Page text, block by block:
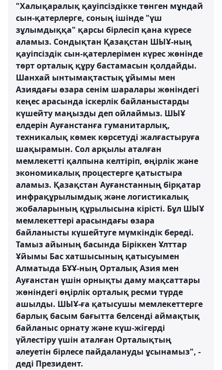
"Халықаралық қауіпсіздікке төнген мұндай
сын-қатерлерге, соның ішінде "үш
зұлымдыққа" қарсы бірлесіп қана күресе
аламыз. Сондықтан Қазақстан ШЫҰ-ның
қауіпсіздік сын-қатерлерімен күрес жөнінде
төрт орталық құру бастамасын қолдайды.
Шанхай ынтымақтастық ұйымы мен
Азиядағы өзара сенім шаралары жөніндегі
кеңес арасында іскерлік байланыстарды
күшейту маңызды деп ойлаймыз. ШЫҰ
елдерін Ауғанстанға гуманитарлық,
техникалық көмек көрсетуді жалғастыруға
шақырамын. Сол арқылы аталған
мемлекетті қалпына келтіріп, өңірлік және
экономикалық процестерге қатыстыра
аламыз. Қазақстан Ауғанстанның бірқатар
инфрақұрылымдық және логистикалық
жобаларының құрылысына кірісті. Бұл ШЫҰ
мемлекеттері арасындағы өзара
байланысты күшейтуге мүмкіндік береді.
Тамыз айының басында Біріккен Ұлттар
Ұйымы Бас хатшысының қатысуымен
Алматыда БҰҰ-ның Орталық Азия мен
Ауғанстан үшін орнықты даму мақсаттары
жөніндегі өңірлік орталық ресми түрде
ашылды. ШЫҰ-ға қатысушы мемлекеттерге
барлық басым бағытта белсенді аймақтық
байланыс орнату және күш-жігерді
үйлестіру үшін аталған Орталықтың
әлеуетін бірлесе пайдалануды ұсынамыз", -
деді Президент.